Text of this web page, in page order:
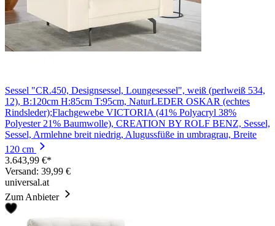
Sessel "CR.450, Designsessel, Loungesessel", weiß (perlweiß 534,
12), B:120cm H:85cm T:95cm, NaturLEDER OSKAR (echtes
Rindsleder);Flachgewebe VICTORIA (41% Polyacryl 38%
Polyester 21% Baumwolle), CREATION BY ROLF BENZ, Sessel,
Sessel, Armlehne breit niedrig, Alugussfüße in umbragrau, Breite
120 cm
3.643,99 €*
Versand: 39,99 €
universal.at
Zum Anbieter